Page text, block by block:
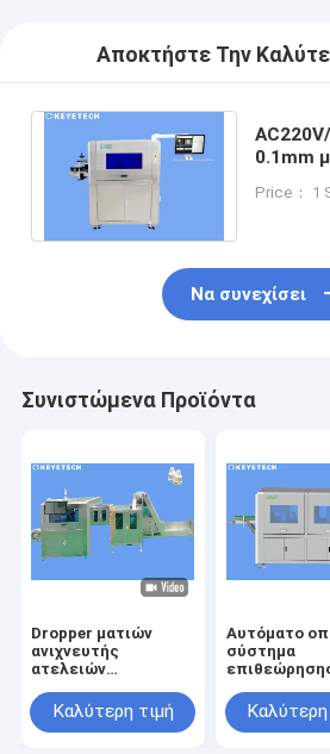
Αποκτήστε Την
0.1mm
Price： 1
Να συνεχίσει
Συνιστώμενα Προϊόντα
Dropper ματιών
ανιχνευτής
ατελειών
επιθεώρησης ΚΑΠ
μπουκαλιών για την
Καλύτερη τιμή
Αυτόματο
σύστημα
για τον
έλεγχο
Καλύτερη